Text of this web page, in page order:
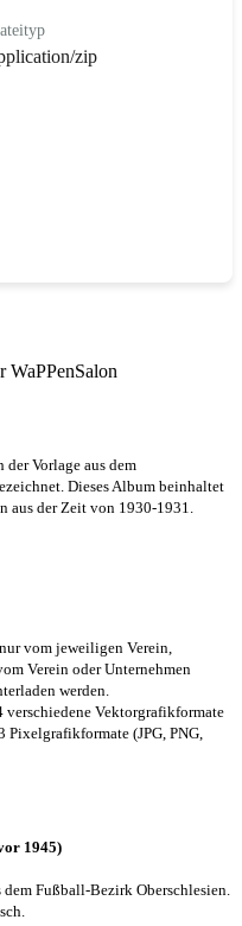
zip
der Vorlage aus dem
Dieses Album beinhaltet
aus der Zeit von 1930-1931.
vom jeweiligen Verein,
Verein oder Unternehmen
werden.
Vektorgrafikformate
Pixelgrafikformate (JPG, PNG,
1945)
Fußball-Bezirk Oberschlesien.